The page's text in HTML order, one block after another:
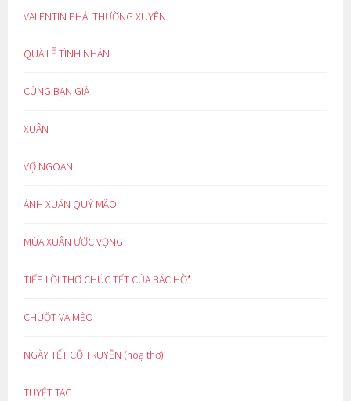
VALENTIN PHẢI THƯỜNG XUYÊN
QUÀ LỄ TÌNH NHÂN
CÙNG BẠN GIÀ
XUÂN
VỢ NGOAN
ÁNH XUÂN QUÝ MÃO
MÙA XUÂN ƯỚC VỌNG
TIẾP LỜI THƠ CHÚC TẾT CỦA BÁC HỒ*
CHUỘT VÀ MÈO
NGÀY TẾT CỔ TRUYỀN (hoạ thơ)
TUYỆT TÁC